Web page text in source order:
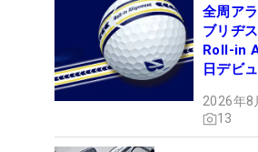
全周ア
ブリヂ
Roll-in
日デビ
2026年8
13